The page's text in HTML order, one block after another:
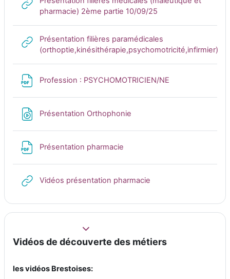
pharmacie) 2ème partie 10/09/25
Présentation filières paramédicales
(orthoptie,kinésithérapie,psychomotricité,infirmier)
Profession : PSYCHOMOTRICIEN/NE
Présentation Orthophonie
Présentation pharmacie
Vidéos présentation pharmacie
Replier
Vidéos de découverte des métiers
les vidéos Brestoises: